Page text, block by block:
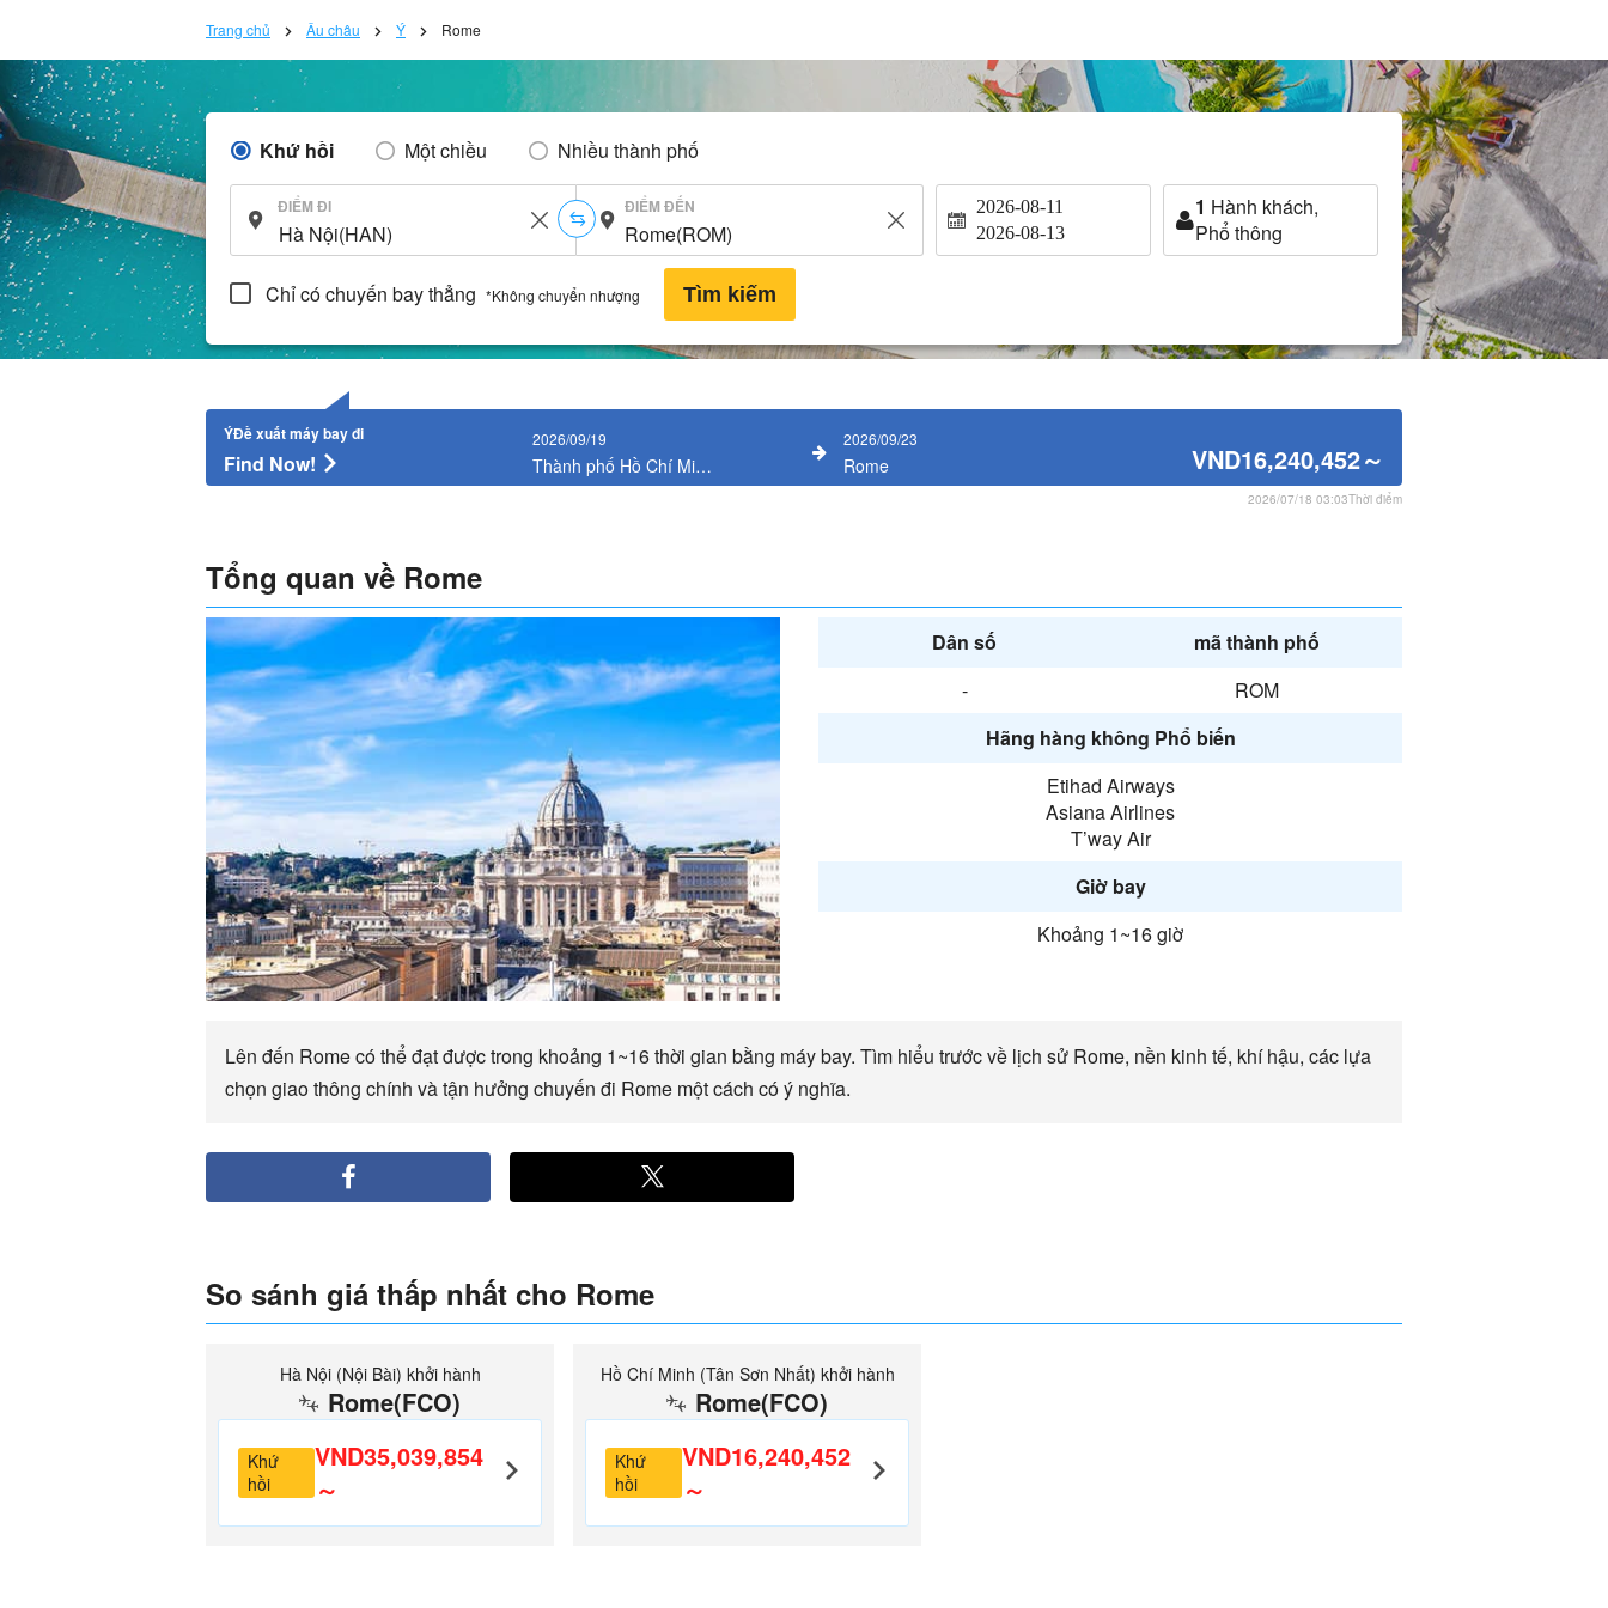
Trang chủ Âu châu Ý Rome
Khứ hồi Một chiều Nhiều thành phố
ĐIỂM ĐI ĐIỂM ĐẾN 2026-08-11
2026-08-13
1 Hành khách,
Phổ thông
Chỉ có chuyến bay thẳng *Không chuyển nhượng Tìm kiếm
ÝĐề xuất máy bay đi
Find Now!
2026/09/19
Thành phố Hồ Chí Minh(SGN)
2026/09/23
Rome VND16,240,452～
2026/07/18 03:03Thời điểm
Tổng quan về Rome
Dân số
mã thành phố
-
ROM
Hãng hàng không Phổ biến
Etihad Airways
Asiana Airlines
T’way Air
Giờ bay
Khoảng 1~16 giờ
Lên đến Rome có thể đạt được trong khoảng 1~16 thời gian bằng máy bay. Tìm hiểu trước về lịch sử Rome, nền kinh tế, khí hậu, các lựa
chọn giao thông chính và tận hưởng chuyến đi Rome một cách có ý nghĩa.
So sánh giá thấp nhất cho Rome
Hà Nội (Nội Bài) khởi hành
Rome(FCO)
Khứ
hồi
VND35,039,854
～
Hồ Chí Minh (Tân Sơn Nhất) khởi hành
Rome(FCO)
Khứ
hồi
VND16,240,452
～